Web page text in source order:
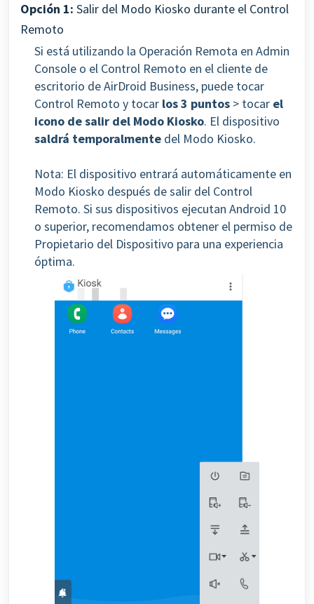
Opción 1: Salir del Modo Kiosko durante el Control
Remoto
Si está utilizando la Operación Remota en Admin
Console o el Control Remoto en el cliente de
escritorio de AirDroid Business, puede tocar
Control Remoto y tocar los 3 puntos > tocar el
icono de salir del Modo Kiosko. El dispositivo
saldrá temporalmente del Modo Kiosko.
Nota: El dispositivo entrará automáticamente en
Modo Kiosko después de salir del Control
Remoto. Si sus dispositivos ejecutan Android 10
o superior, recomendamos obtener el permiso de
Propietario del Dispositivo para una experiencia
óptima.